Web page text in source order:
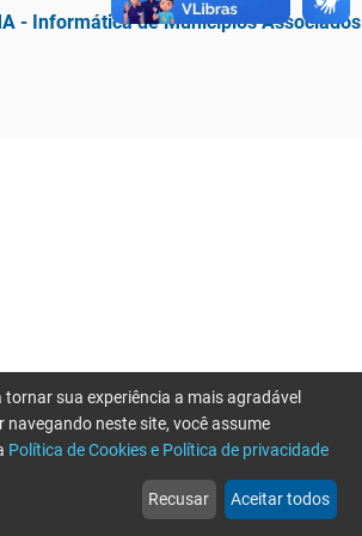
- Informática de Municípios Associados
web
Notícias
more_horiz
Mais
sua experiência a mais agradável
navegando neste site, você assume
Política de Cookies e Política de privacidade
Recusar Aceitar todos
por favor tente novamente